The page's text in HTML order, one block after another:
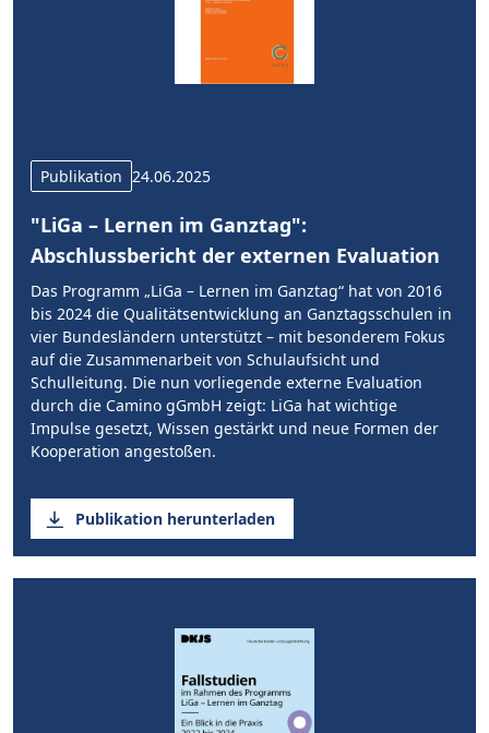
Publikation 24.06.2025
"LiGa – Lernen im Ganztag":
Abschlussbericht der externen Evaluation
Das Programm „LiGa – Lernen im Ganztag“ hat von 2016
bis 2024 die Qualitätsentwicklung an Ganztagsschulen in
vier Bundesländern unterstützt – mit besonderem Fokus
auf die Zusammenarbeit von Schulaufsicht und
Schulleitung. Die nun vorliegende externe Evaluation
durch die Camino gGmbH zeigt: LiGa hat wichtige
Impulse gesetzt, Wissen gestärkt und neue Formen der
Kooperation angestoßen.
Publikation herunterladen